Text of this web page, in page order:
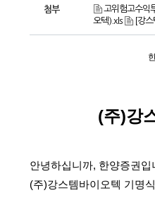
첨부
고위험고수익
오텍).xls
[강
(주)강
안녕하십니까, 한양증권입
(주)강스템바이오텍 기명